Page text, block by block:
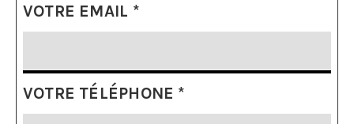
VOTRE EMAIL *
VOTRE TÉLÉPHONE *